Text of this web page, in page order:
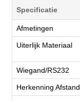
Specificatie
Afmetingen
Uiterlijk Materiaal
Wiegand/RS232
Herkenning Afstand